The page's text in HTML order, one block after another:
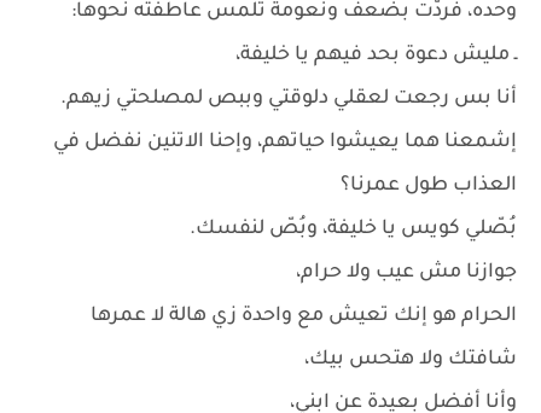
وحده، فردّت بضعف ونعومة تلمس عاطفته نحوها:
ـ مليش دعوة بحد فيهم يا خليفة،
أنا بس رجعت لعقلي دلوقتي وببص لمصلحتي زيهم.
إشمعنا هما يعيشوا حياتهم، وإحنا الاتنين نفضل في
العذاب طول عمرنا؟
بُصّلي كويس يا خليفة، وبُصّ لنفسك.
جوازنا مش عيب ولا حرام،
الحرام هو إنك تعيش مع واحدة زي هالة لا عمرها
شافتك ولا هتحس بيك،
وأنا أفضل بعيدة عن ابني،